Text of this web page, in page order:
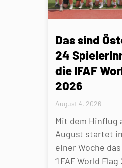
Das sind
24
die IFAF
2026
August 4, 2026
Mit dem Hinflug
August startet
einer Woche
“IFAF World Flag